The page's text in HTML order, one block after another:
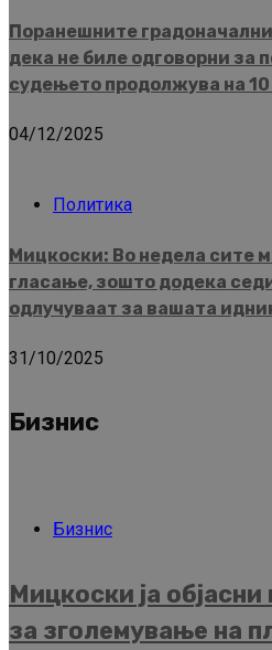
Поранешните
дека не биле одговорни за
судењето продолжува на
04/12/2025
Политика
Мицкоски: Во недела сите
гласање, зошто додека
одлучуваат за вашата
31/10/2025
Бизнис
Бизнис
Мицкоски ја
за зголемување на